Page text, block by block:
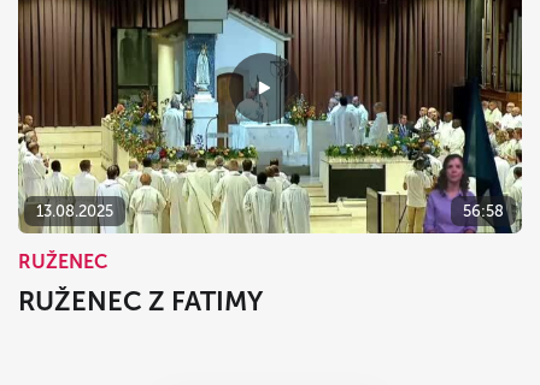
13.08.2025 56:58
RUŽENEC
RUŽENEC Z FATIMY